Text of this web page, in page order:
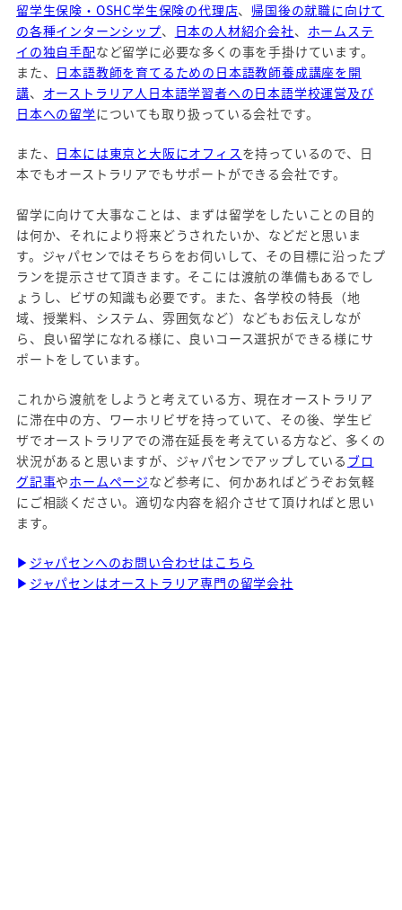
留学生保険・OSHC学生保険の代理店、 帰国後の就職に向けて
の各種インターンシップ、 日本の人材紹介会社、 ホームステ
イの独自手配など留学に必要な多くの事を手掛けています。
また、 日本語教師を育てるための日本語教師養成講座を開
講、 オーストラリア人日本語学習者への日本語学校運営及び
日本への留学についても取り扱っている会社です。
また、 日本には東京と大阪にオフィスを持っているので、日
本でもオーストラリアでもサポートができる会社です。
留学に向けて大事なことは、まずは留学をしたいことの目的
は何か、それにより将来どうされたいか、などだと思いま
す。ジャパセンではそちらをお伺いして、その目標に沿ったプ
ランを提示させて頂きます。そこには渡航の準備もあるでし
ょうし、ビザの知識も必要です。また、各学校の特長（地
域、授業料、システム、雰囲気など）などもお伝えしなが
ら、良い留学になれる様に、良いコース選択ができる様にサ
ポートをしています。
これから渡航をしようと考えている方、現在オーストラリア
に滞在中の方、ワーホリビザを持っていて、その後、学生ビ
ザでオーストラリアでの滞在延長を考えている方など、多くの
状況があると思いますが、ジャパセンでアップしている ブロ
グ記事やホームページなど参考に、何かあればどうぞお気軽
にご相談ください。適切な内容を紹介させて頂ければと思い
ます。
▶ ジャパセンへのお問い合わせはこちら
▶ ジャパセンはオーストラリア専門の留学会社